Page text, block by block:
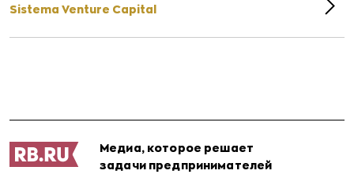
Sistema Venture Capital
Медиа, которое решает
задачи предпринимателей